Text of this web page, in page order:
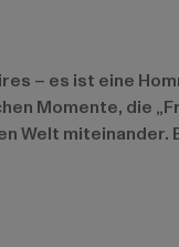
– es ist eine
Momente, die
Welt